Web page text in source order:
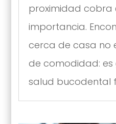
proximidad cobra
importancia.
cerca de casa no
de comodidad:
salud bucodental